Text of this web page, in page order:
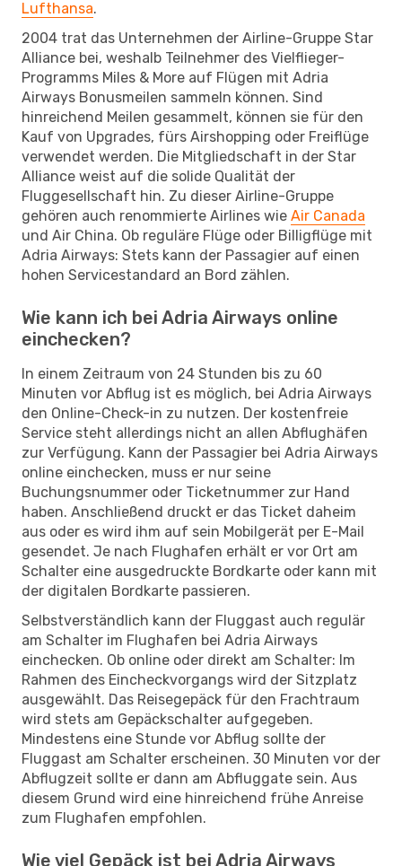
Lufthansa.
2004 trat das Unternehmen der Airline-Gruppe Star
Alliance bei, weshalb Teilnehmer des Vielflieger-
Programms Miles & More auf Flügen mit Adria
Airways Bonusmeilen sammeln können. Sind
hinreichend Meilen gesammelt, können sie für den
Kauf von Upgrades, fürs Airshopping oder Freiflüge
verwendet werden. Die Mitgliedschaft in der Star
Alliance weist auf die solide Qualität der
Fluggesellschaft hin. Zu dieser Airline-Gruppe
gehören auch renommierte Airlines wie Air Canada
und Air China. Ob reguläre Flüge oder Billigflüge mit
Adria Airways: Stets kann der Passagier auf einen
hohen Servicestandard an Bord zählen.
Wie kann ich bei Adria Airways online
einchecken?
In einem Zeitraum von 24 Stunden bis zu 60
Minuten vor Abflug ist es möglich, bei Adria Airways
den Online-Check-in zu nutzen. Der kostenfreie
Service steht allerdings nicht an allen Abflughäfen
zur Verfügung. Kann der Passagier bei Adria Airways
online einchecken, muss er nur seine
Buchungsnummer oder Ticketnummer zur Hand
haben. Anschließend druckt er das Ticket daheim
aus oder es wird ihm auf sein Mobilgerät per E-Mail
gesendet. Je nach Flughafen erhält er vor Ort am
Schalter eine ausgedruckte Bordkarte oder kann mit
der digitalen Bordkarte passieren.
Selbstverständlich kann der Fluggast auch regulär
am Schalter im Flughafen bei Adria Airways
einchecken. Ob online oder direkt am Schalter: Im
Rahmen des Eincheckvorgangs wird der Sitzplatz
ausgewählt. Das Reisegepäck für den Frachtraum
wird stets am Gepäckschalter aufgegeben.
Mindestens eine Stunde vor Abflug sollte der
Fluggast am Schalter erscheinen. 30 Minuten vor der
Abflugzeit sollte er dann am Abfluggate sein. Aus
diesem Grund wird eine hinreichend frühe Anreise
zum Flughafen empfohlen.
Wie viel Gepäck ist bei Adria Airways